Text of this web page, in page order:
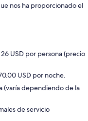
nos ha proporcionado el
USD por persona (precio
USD por noche.
(varía dependiendo de la
de servicio